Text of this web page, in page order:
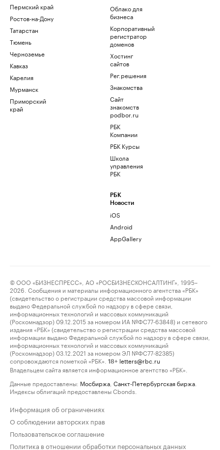
Пермский край
Ростов-на-Дону
Татарстан
Тюмень
Черноземье
Кавказ
Карелия
Мурманск
Приморский
край
Облако для
бизнеса
Корпоративный
регистратор
доменов
Хостинг
сайтов
Рег.решения
Знакомства
Сайт
знакомств
podbor.ru
РБК
Компании
РБК Курсы
Школа
управления
РБК
РБК
Новости
iOS
Android
AppGallery
© ООО «БИЗНЕСПРЕСС», АО «РОСБИЗНЕСКОНСАЛТИНГ», 1995–
2026. Сообщения и материалы информационного агентства «РБК»
(свидетельство о регистрации средства массовой информации
выдано Федеральной службой по надзору в сфере связи,
информационных технологий и массовых коммуникаций
(Роскомнадзор) 09.12.2015 за номером ИА №ФС77-63848) и сетевого
издания «РБК» (свидетельство о регистрации средства массовой
информации выдано Федеральной службой по надзору в сфере связи,
информационных технологий и массовых коммуникаций
(Роскомнадзор) 03.12.2021 за номером ЭЛ №ФС77-82385)
сопровождаются пометкой «РБК».
18+ letters@rbc.ru
Владельцем сайта является информационное агентство «РБК».
Данные предоставлены: Мосбиржа Санкт-Петербургская биржа
Индексы облигаций предоставлены Cbonds.
Информация об ограничениях
О соблюдении авторских прав
Пользовательское соглашение
Политика в отношении обработки персональных данных